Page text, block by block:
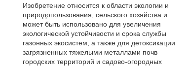
Изобретение относится к области экологии и
природопользования, сельского хозяйства и
может быть использовано для увеличения
экологической устойчивости и срока службы
газонных экосистем, а также для детоксикации
загрязненных тяжелыми металлами почв
городских территорий и садово-огородных